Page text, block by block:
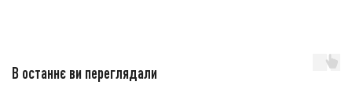
В останнє ви переглядали